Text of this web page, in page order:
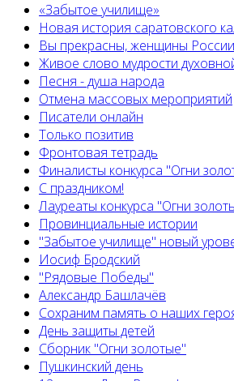
«Забытое училище»
Новая история саратовского
Вы прекрасны, женщины
Живое слово мудрости
Песня - душа народа
Отмена массовых мероприятий
Писатели онлайн
Только позитив
Фронтовая тетрадь
Финалисты конкурса "Огни
С праздником!
Лауреаты конкурса "Огни
Провинциальные истории
"Забытое училище" новый
Иосиф Бродский
"Рядовые Победы"
Александр Башлачёв
Сохраним память о наших
День защиты детей
Сборник "Огни золотые"
Пушкинский день